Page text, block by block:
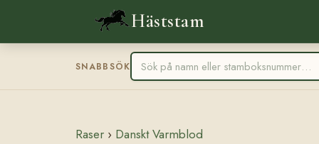
Häststam
SNABBSÖK
Raser › Danskt Varmblod